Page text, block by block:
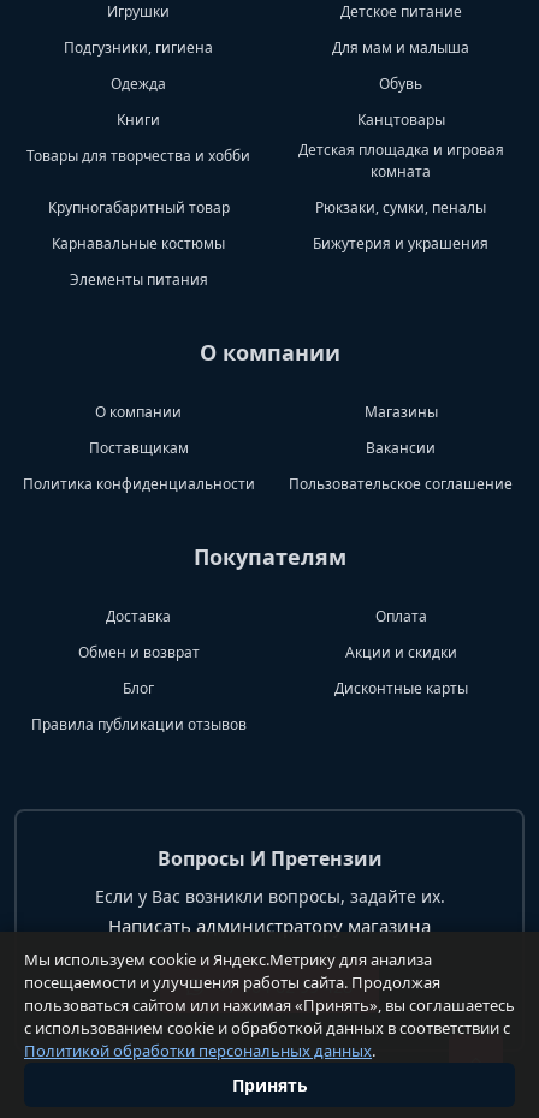
Игрушки
Детское питание
Подгузники, гигиена
Для мам и малыша
Одежда
Обувь
Книги
Канцтовары
Товары для творчества и хобби
Детская площадка и игровая
комната
Крупногабаритный товар
Рюкзаки, сумки, пеналы
Карнавальные костюмы
Бижутерия и украшения
Элементы питания
О компании
О компании
Магазины
Поставщикам
Вакансии
Политика конфиденциальности
Пользовательское соглашение
Покупателям
Доставка
Оплата
Обмен и возврат
Акции и скидки
Блог
Дисконтные карты
Правила публикации отзывов
Вопросы И Претензии
Если у Вас возникли вопросы, задайте их.
Написать администратору магазина
+7 904 62 99 428
Мы используем cookie и Яндекс.Метрику для анализа
посещаемости и улучшения работы сайта. Продолжая
пользоваться сайтом или нажимая «Принять», вы соглашаетесь
с использованием cookie и обработкой данных в соответствии с
Политикой обработки персональных данных.
Принять